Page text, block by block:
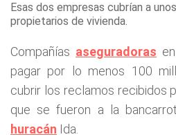
Esas dos empresas cubrían a
propietarios de vivienda.
Compañías aseguradoras en
pagar por lo menos 100
cubrir los reclamos recibidos
que se fueron a la
huracán Ida.